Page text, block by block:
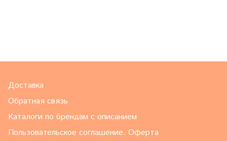
Доставка
Обратная связь
Каталоги по брендам с описанием
Пользовательское соглашение. Оферта